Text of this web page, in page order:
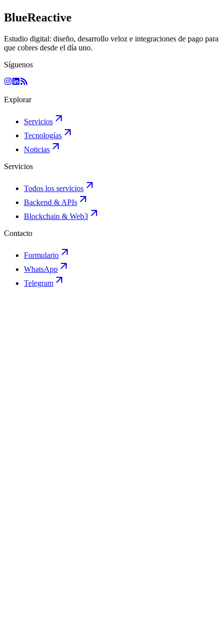
BlueReactive
Estudio digital: diseño, desarrollo veloz e integraciones de pago para
que cobres desde el día uno.
Síguenos
Explorar
Servicios
Tecnologías
Noticias
Servicios
Todos los servicios
Backend & APIs
Blockchain & Web3
Contacto
Formulario
WhatsApp
Telegram